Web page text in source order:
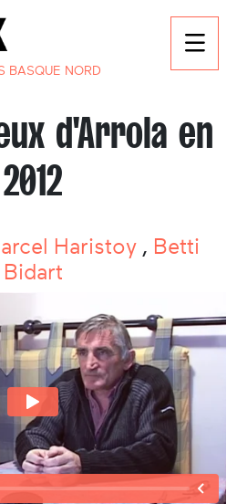
BASQUE NORD
d'Arrola en
2012
Haristoy , Betti
Bidart